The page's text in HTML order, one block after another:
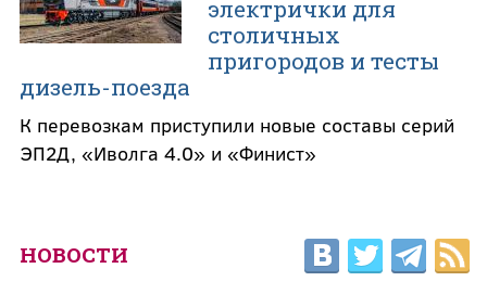
электрички для
столичных
пригородов и тесты
дизель-поезда
К перевозкам приступили новые составы серий
ЭП2Д, «Иволга 4.0» и «Финист»
НОВОСТИ